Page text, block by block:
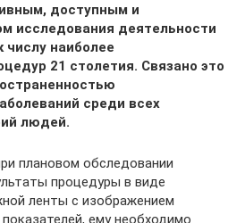
доступным и
исследования деятельности
числу наиболее
21 столетия. Связано это
среди всех
людей.
плановом обследовании
процедуры в виде
ленты с изображением
ему необходимо